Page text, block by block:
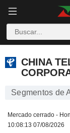
CHINA
Segmentos de
Mercado cerrado -
10:08:13 07/08/2026